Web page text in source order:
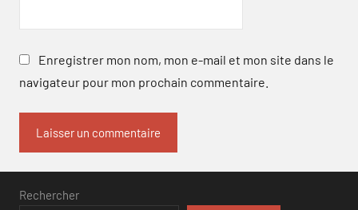
Enregistrer mon nom, mon e-mail et mon site dans le
navigateur pour mon prochain commentaire.
Rechercher